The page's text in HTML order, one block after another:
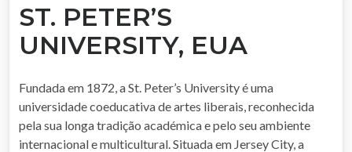
ST. PETER’S
UNIVERSITY, EUA
Fundada em 1872, a St. Peter’s University é uma
universidade coeducativa de artes liberais, reconhecida
pela sua longa tradição académica e pelo seu ambiente
internacional e multicultural. Situada em Jersey City, a